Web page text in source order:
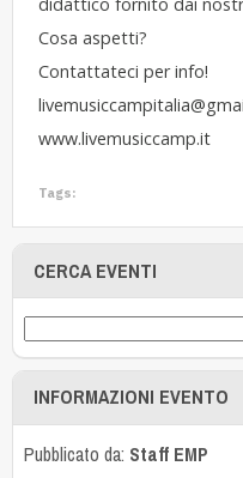
Cosa aspetti?
Contattateci per info!
www.livemusiccamp.it
Tags:
CERCA EVENTI
INFORMAZIONI EVENTO
Pubblicato da: Staff EMP